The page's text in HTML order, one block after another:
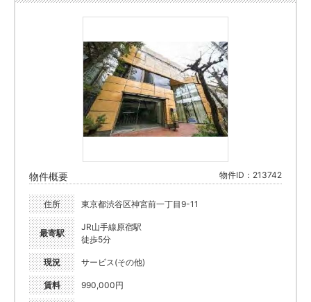
物件概要 物件ID：213742
住所 東京都渋谷区神宮前一丁目9-11
最寄駅
JR山手線原宿駅
徒歩5分
現況 サービス(その他)
賃料 990,000円